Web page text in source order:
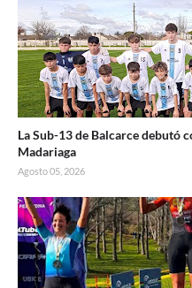
La Sub-13 de Balcarce debutó
Madariaga
Agosto 05, 2026